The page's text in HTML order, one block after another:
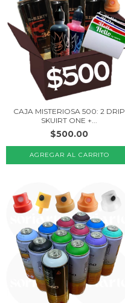
CAJA MISTERIOSA 500: 2 DRIP
SKUIRT ONE +...
$500.00